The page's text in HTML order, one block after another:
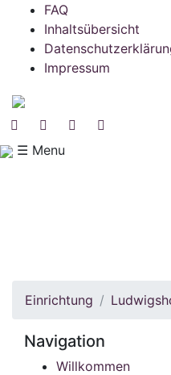
FAQ
Inhaltsübersicht
Impressum
☰ Menu
Einrichtung
Navigation
Willkommen